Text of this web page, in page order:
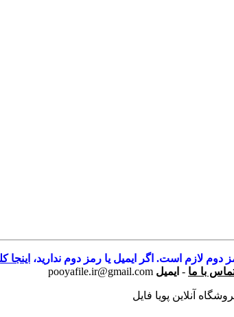
دوم لازم است. اگر ایمیل یا رمز دوم ندارید، اینجا
با ما - ایمیل pooyafile.ir@gmail.com
آنلاین پویا فایل